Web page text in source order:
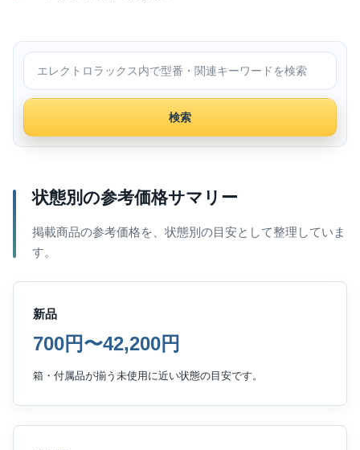
エレクトロラックス内で検索
検索
状態別の参考価格サマリー
掲載商品の参考価格を、状態別の目安として整理していま
す。
新品
700円〜42,200円
箱・付属品が揃う未使用に近い状態の目安です。